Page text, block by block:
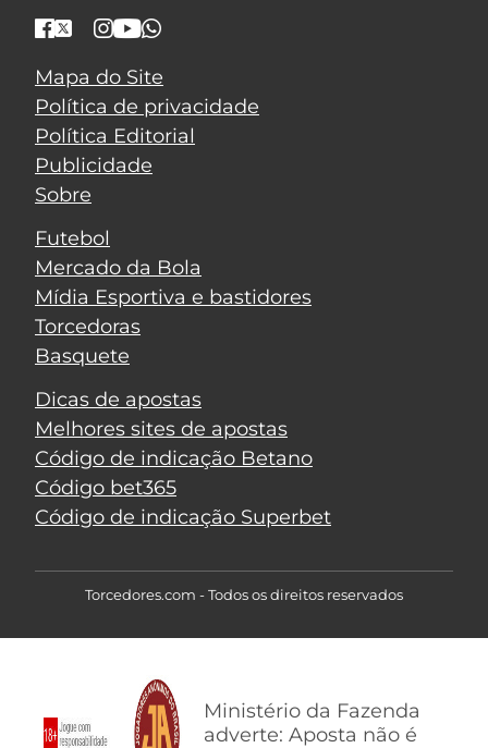
Mapa do Site
Política de privacidade
Política Editorial
Publicidade
Sobre
Futebol
Mercado da Bola
Mídia Esportiva e bastidores
Torcedoras
Basquete
Dicas de apostas
Melhores sites de apostas
Código de indicação Betano
Código bet365
Código de indicação Superbet
Torcedores.com - Todos os direitos reservados
Ministério da Fazenda
adverte: Aposta não é